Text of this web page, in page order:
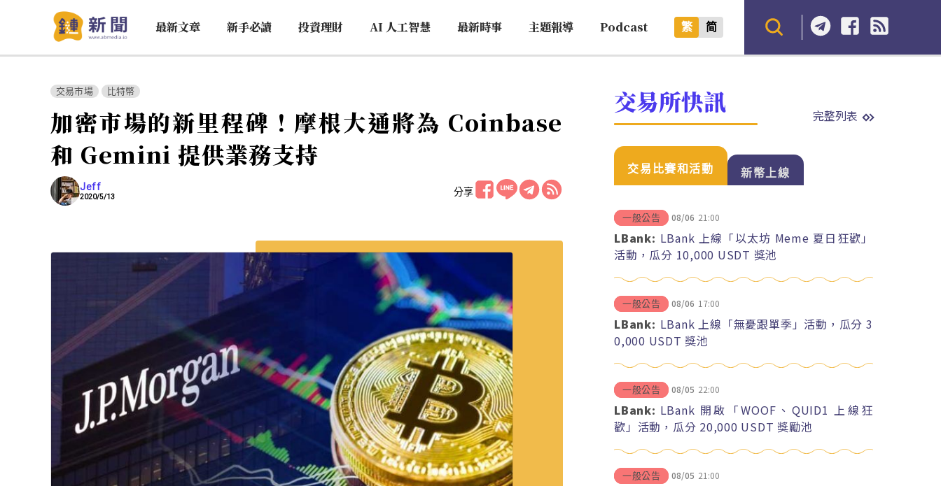
最新文章 新手必讀 投資理財 AI 人工智慧 最新時事 主題報導 Podcast 繁 简
交易市場 比特幣
加密市場的新里程碑！摩根大通將為 Coinbase
和 Gemini 提供業務支持
Jeff
2020/5/13 分享
交易所快訊 完整列表
交易比賽和活動 新幣上線
一般公告 08/06 21:00
LBank: LBank 上線「以太坊 Meme 夏日狂歡」
活動，瓜分 10,000 USDT 獎池
一般公告 08/06 17:00
LBank: LBank 上線「無憂跟單季」活動，瓜分 3
0,000 USDT 獎池
一般公告 08/05 22:00
LBank: LBank 開啟「WOOF、QUID1 上線狂
歡」活動，瓜分 20,000 USDT 獎勵池
一般公告 08/05 21:00